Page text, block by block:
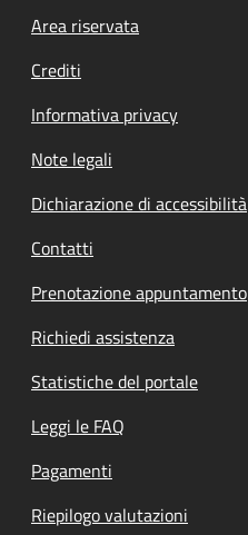
Footer menu
Area riservata
Crediti
Informativa privacy
Note legali
Dichiarazione di accessibilità
Contatti
Prenotazione appuntamento
Richiedi assistenza
Statistiche del portale
Leggi le FAQ
Pagamenti
Riepilogo valutazioni